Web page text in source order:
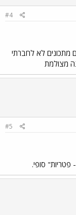
#4
מתכונים לא לחברתי
מצולמת
#5